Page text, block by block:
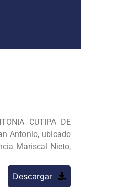
CUTIPA DE
Antonio, ubicado
Mariscal Nieto,
Descargar